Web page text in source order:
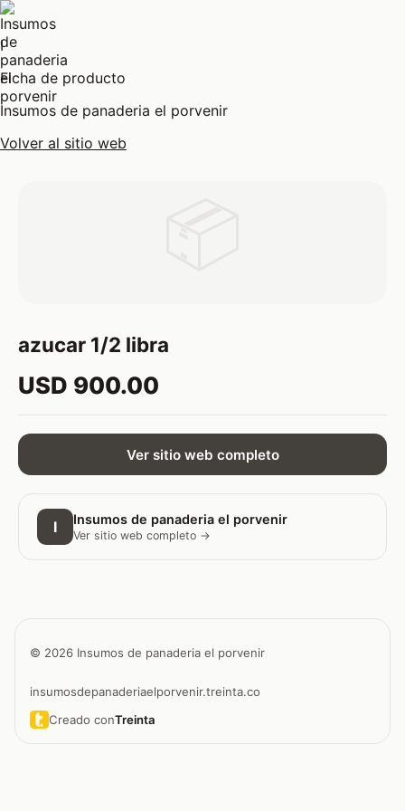
I
Ficha de producto
Insumos de panaderia el porvenir
Volver al sitio web
azucar 1/2 libra
USD 900.00
Ver sitio web completo
I Insumos de panaderia el porvenir
Ver sitio web completo →
© 2026 Insumos de panaderia el porvenir
insumosdepanaderiaelporvenir.treinta.co
Creado conTreinta